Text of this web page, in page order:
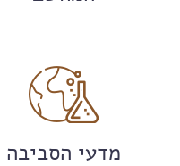
מדעי הסביבה